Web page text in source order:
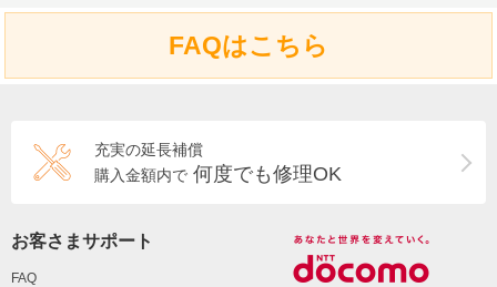
FAQはこちら
充実の延長補償
購入金額内で 何度でも修理OK
お客さまサポート
FAQ